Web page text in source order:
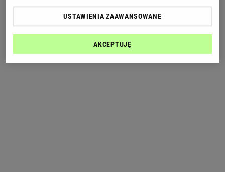
USTAWIENIA ZAAWANSOWANE
AKCEPTUJĘ